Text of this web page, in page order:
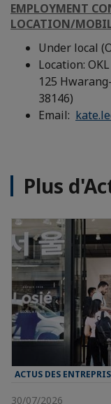
EMPLOYMENT
LOCATION/
Under local
Location:
125
38146)
Email:
Plus
ACTUS DES
30/07/2026